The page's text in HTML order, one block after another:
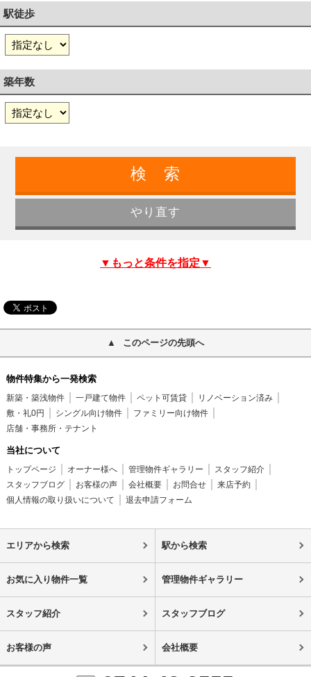
駅徒歩
築年数
▼もっと条件を指定▼
このページの先頭へ
物件特集から一発検索
新築・築浅物件 一戸建て物件 ペット可賃貸
リノベーション済み
敷・礼0円
シングル向け物件
ファミリー向け物件
店舗・事務所・テナント
当社について
トップページ オーナー様へ 管理物件ギャラリー
スタッフ紹介
スタッフブログ
お客様の声 会社概要 お問合せ
来店予約
個人情報の取り扱いについて
退去申請フォーム
エリアから検索 駅から検索
お気に入り物件一覧 管理物件ギャラリー
スタッフ紹介 スタッフブログ
お客様の声 会社概要